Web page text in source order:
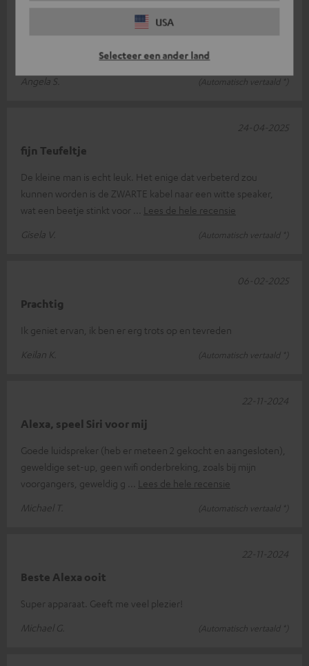
USA
Selecteer een ander land
Ik bestel al jaren bij Teufel. Ik ben erg tevreden over de
kwaliteit. Ik blijf ook in
Lees de hele recensie
Angela S.
(Automatisch vertaald *)
fijn Teufeltje
De kleine man is echt leuk. Het enige dat verbeterd zou
kunnen worden is de ZWARTE kabel naar een witte speaker,
wat een beetje stinkt voor
Lees de hele recensie
Gisela V.
(Automatisch vertaald *)
24-04-2025
Prachtig
Ik geniet ervan, ik ben er erg trots op en tevreden
Keilan K.
(Automatisch vertaald *)
06-02-2025
Alexa, speel Siri voor mij
Goede luidspreker (heb er meteen 2 gekocht en aangesloten),
geweldige set-up, geen wifi onderbreking, zoals bij mijn
voorgangers, geweldig g
Lees de hele recensie
Michael T.
(Automatisch vertaald *)
22-11-2024
Beste Alexa ooit
Super apparaat. Geeft me veel plezier!
Michael G.
(Automatisch vertaald *)
22-11-2024